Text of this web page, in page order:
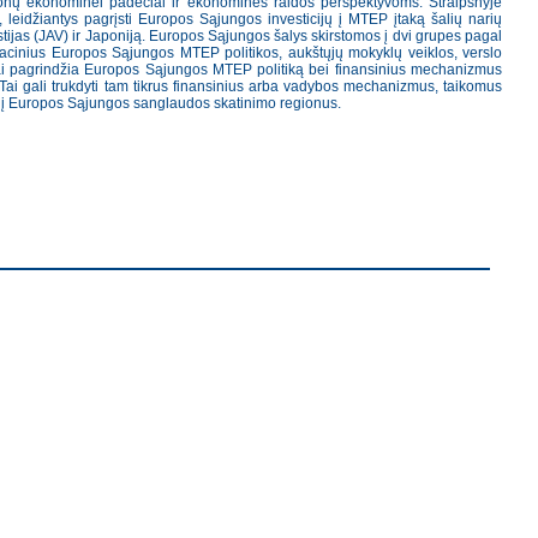
pagrįsti Europos Sąjungos investicijų į MTEP įtaką šalių narių
(JAV) ir Japoniją. Europos Sąjungos šalys skirstomos į dvi grupes pagal
Europos Sąjungos MTEP politikos, aukštųjų mokyklų veiklos, verslo
Europos Sąjungos MTEP politiką bei finansinius mechanizmus
gali trukdyti tam tikrus finansinius arba vadybos mechanizmus, taikomus
Sąjungos sanglaudos skatinimo regionus.